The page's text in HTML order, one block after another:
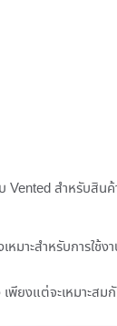
สำหรับสินค้
าะสำหรับการใช้ง
พียงแต่จะเหมาะส